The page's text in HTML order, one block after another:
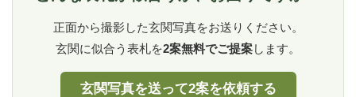
正面から撮影した玄関写真をお送りください。
玄関に似合う表札を2案無料でご提案します。
玄関写真を送って2案を依頼する